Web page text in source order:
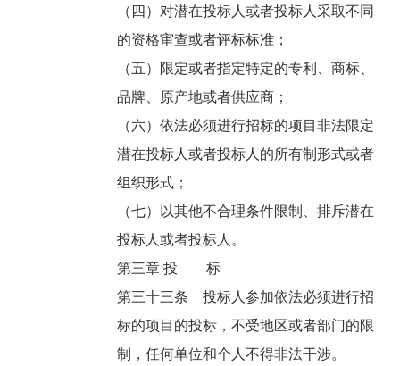
（四）对潜在投标人或者投标人采取不同
的资格审查或者评标标准；
（五）限定或者指定特定的专利、商标、
品牌、原产地或者供应商；
（六）依法必须进行招标的项目非法限定
潜在投标人或者投标人的所有制形式或者
组织形式；
（七）以其他不合理条件限制、排斥潜在
投标人或者投标人。
第三章 投 标
第三十三条 投标人参加依法必须进行招
标的项目的投标，不受地区或者部门的限
制，任何单位和个人不得非法干涉。